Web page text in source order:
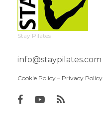
Stay Pilates
info@staypilates.com
Cookie Policy – Privacy Policy